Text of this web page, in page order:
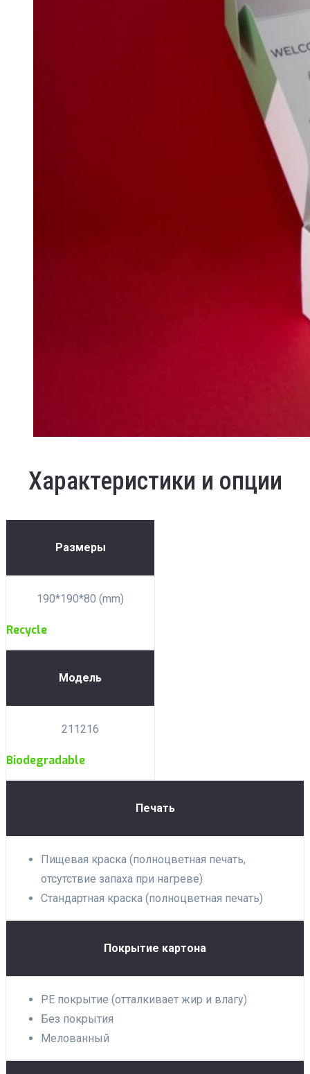
Характеристики и опции
Размеры
190*190*80 (mm)
Recycle
Модель
211216
Biodegradable
Печать
Пищевая краска (полноцветная печать,
отсутствие запаха при нагреве)
Стандартная краска (полноцветная печать)
Покрытие картона
PE покрытие (отталкивает жир и влагу)
Без покрытия
Мелованный